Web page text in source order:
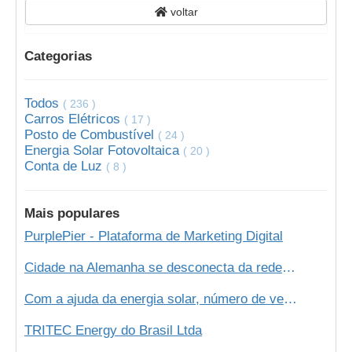
voltar
Categorias
Todos ( 236 )
Carros Elétricos ( 17 )
Posto de Combustível ( 24 )
Energia Solar Fotovoltaica ( 20 )
Conta de Luz ( 8 )
Mais populares
PurplePier - Plataforma de Marketing Digital
Cidade na Alemanha se desconecta da rede elétrica e passa a usar energia 100% de energia renovável
Com a ajuda da energia solar, número de veículos elétricos deve dobrar em 2020!
TRITEC Energy do Brasil Ltda